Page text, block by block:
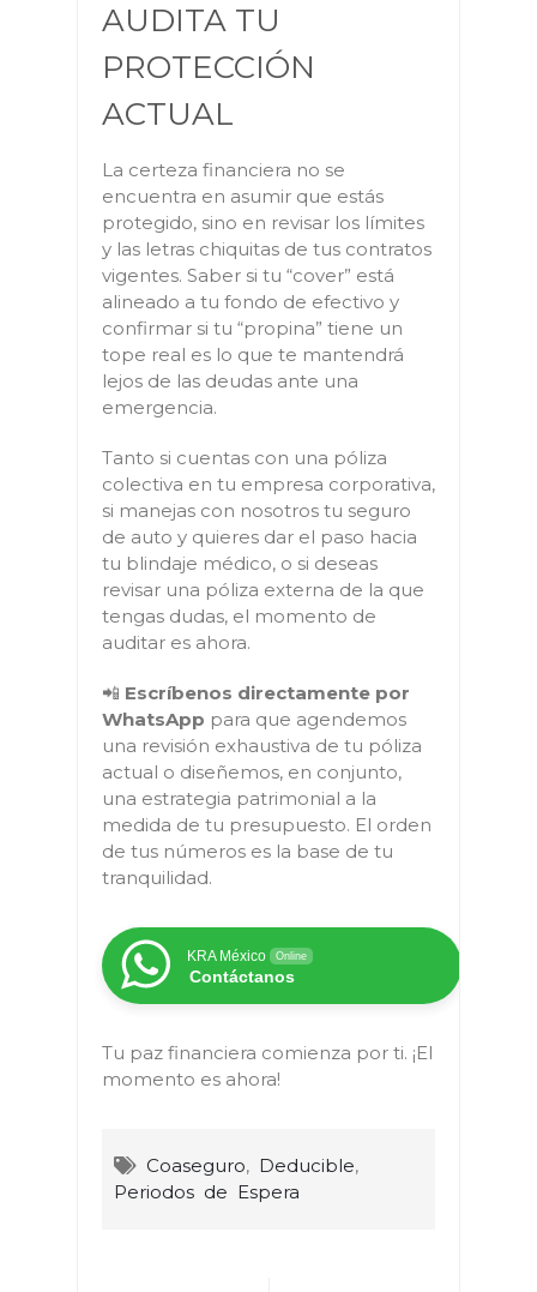
AUDITA TU
PROTECCIÓN
ACTUAL
La certeza financiera no se
encuentra en asumir que estás
protegido, sino en revisar los límites
y las letras chiquitas de tus contratos
vigentes. Saber si tu “cover” está
alineado a tu fondo de efectivo y
confirmar si tu “propina” tiene un
tope real es lo que te mantendrá
lejos de las deudas ante una
emergencia.
Tanto si cuentas con una póliza
colectiva en tu empresa corporativa,
si manejas con nosotros tu seguro
de auto y quieres dar el paso hacia
tu blindaje médico, o si deseas
revisar una póliza externa de la que
tengas dudas, el momento de
auditar es ahora.
📲 Escríbenos directamente por
WhatsApp para que agendemos
una revisión exhaustiva de tu póliza
actual o diseñemos, en conjunto,
una estrategia patrimonial a la
medida de tu presupuesto. El orden
de tus números es la base de tu
tranquilidad.
KRA México Online
Contáctanos
Tu paz financiera comienza por ti. ¡El
momento es ahora!
Coaseguro, Deducible,
Periodos de Espera